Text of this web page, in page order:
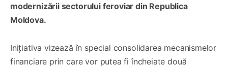
modernizării sectorului feroviar din Republica
Moldova.
Inițiativa vizează în special consolidarea mecanismelor
financiare prin care vor putea fi încheiate două